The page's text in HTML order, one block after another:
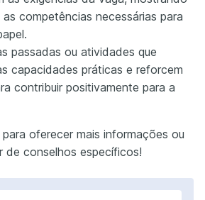
competências necessárias para
passadas ou atividades que
capacidades práticas e reforcem
contribuir positivamente para a
oferecer mais informações ou
de conselhos específicos!